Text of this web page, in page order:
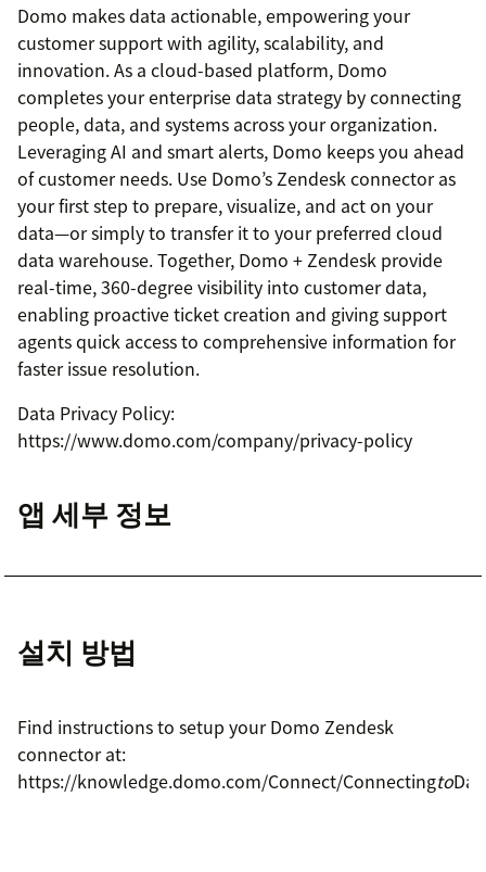
Domo makes data actionable, empowering your
customer support with agility, scalability, and
innovation. As a cloud-based platform, Domo
completes your enterprise data strategy by connecting
people, data, and systems across your organization.
Leveraging AI and smart alerts, Domo keeps you ahead
of customer needs. Use Domo’s Zendesk connector as
your first step to prepare, visualize, and act on your
data—or simply to transfer it to your preferred cloud
data warehouse. Together, Domo + Zendesk provide
real-time, 360-degree visibility into customer data,
enabling proactive ticket creation and giving support
agents quick access to comprehensive information for
faster issue resolution.
Data Privacy Policy:
https://www.domo.com/company/privacy-policy
앱 세부 정보
설치 방법
Find instructions to setup your Domo Zendesk
connector at:
https://knowledge.domo.com/Connect/Connectingto